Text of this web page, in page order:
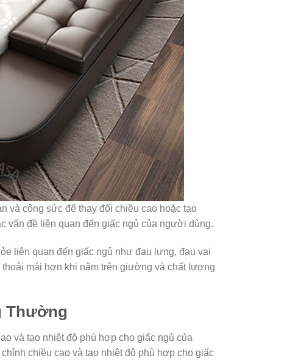
và công sức để thay đổi chiều cao hoặc tạo
vấn đề liên quan đến giấc ngủ của người dùng.
liên quan đến giấc ngủ như đau lưng, đau vai
mái hơn khi nằm trên giường và chất lượng
Thường
và tạo nhiệt độ phù hợp cho giấc ngủ của
chiều cao và tạo nhiệt độ phù hợp cho giấc